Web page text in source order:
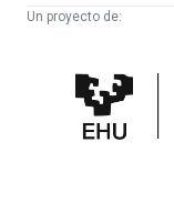
Un proyecto de:
Cultura
Científica